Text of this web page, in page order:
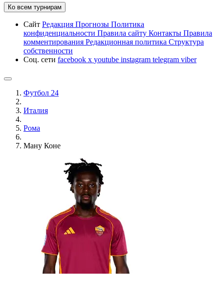
Ко всем турнирам
Сайт Редакция Прогнозы Политика
конфиденциальности Правила сайту Контакты Правила
комментирования Редакционная политика Структура
собственности
Соц. сети facebook x youtube instagram telegram viber
Футбол 24
Италия
Рома
Ману Коне